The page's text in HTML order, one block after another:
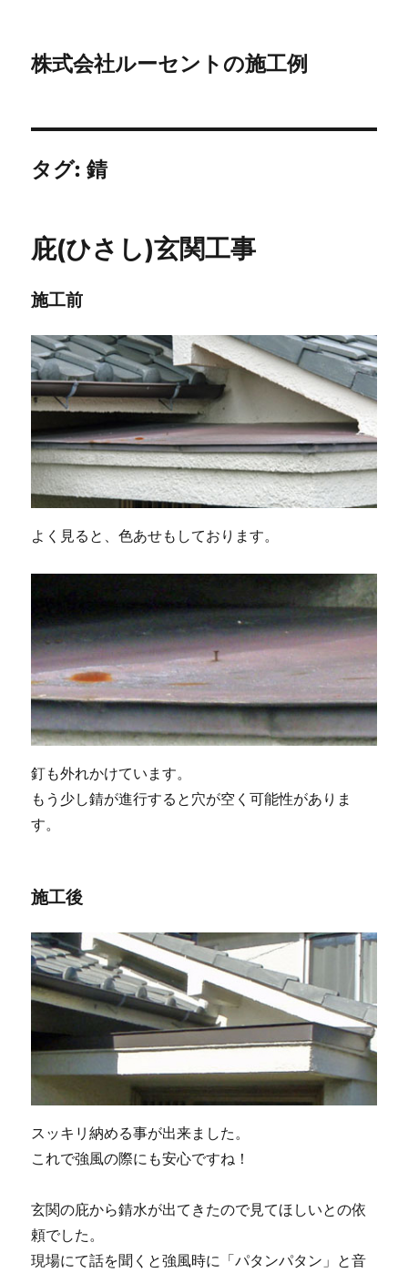
株式会社ルーセントの施工例
タグ:錆
庇(ひさし)玄関工事
施工前
よく見ると、色あせもしております。
釘も外れかけています。
もう少し錆が進行すると穴が空く可能性がありま
す。
施工後
スッキリ納める事が出来ました。
これで強風の際にも安心ですね！
玄関の庇から錆水が出てきたので見てほしいとの依
頼でした。
現場にて話を聞くと強風時に「パタンパタン」と音